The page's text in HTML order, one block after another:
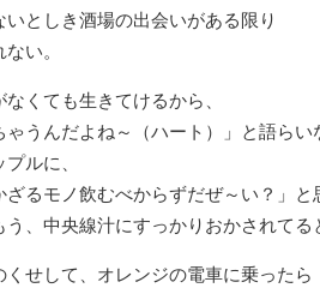
としき酒場の出会いがある限り
い。
くても生きてけるから、
うんだよね～（ハート）」と語らい
ルに、
ざるモノ飲むべからずだぜ～い？」と
、中央線汁にすっかりおかされてる
せして、オレンジの電車に乗ったら